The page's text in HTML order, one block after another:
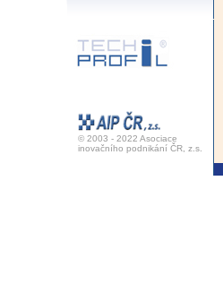
© 2003 - 2022 Asociace
inovačního podnikání ČR, z.s.